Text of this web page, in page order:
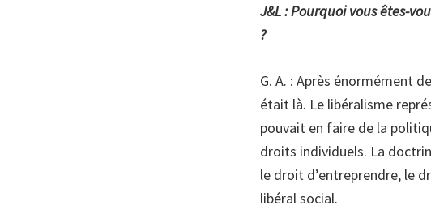
J&L : Pourquoi vous êtes-
?
G. A. : Après énormément
était là. Le libéralisme
pouvait en faire de la
droits individuels. La
le droit d’entreprendre, le
libéral social.